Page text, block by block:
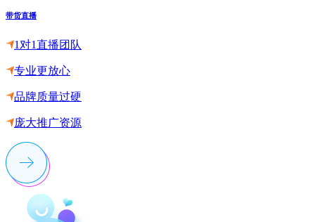
带货直播
1对1直播团队
专业更放心
品牌质量过硬
庞大推广资源